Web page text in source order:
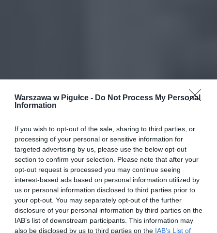
Warszawa w Pigułce - Do Not Process My Personal
Information
If you wish to opt-out of the sale, sharing to third parties, or
processing of your personal or sensitive information for
targeted advertising by us, please use the below opt-out
section to confirm your selection. Please note that after your
opt-out request is processed you may continue seeing
interest-based ads based on personal information utilized by
us or personal information disclosed to third parties prior to
your opt-out. You may separately opt-out of the further
disclosure of your personal information by third parties on the
IAB’s list of downstream participants. This information may
also be disclosed by us to third parties on the IAB’s List of